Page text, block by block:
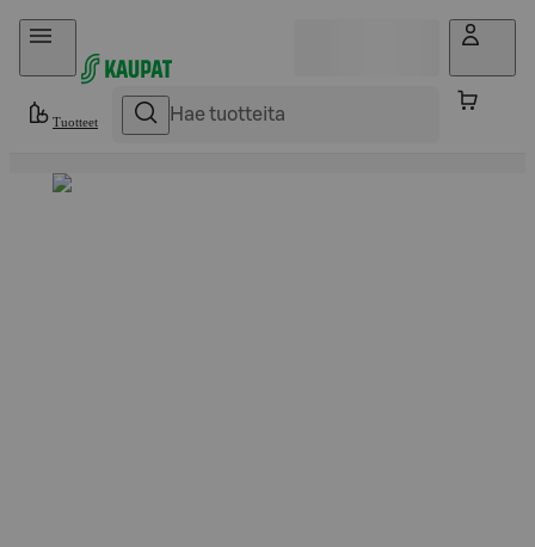
Hyppää sisältöön
Tuotteet